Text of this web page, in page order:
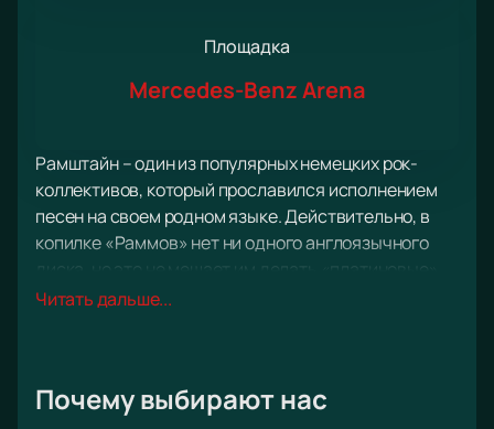
Площадка
Mercedes-Benz Arena
Рамштайн – один из популярных немецких рок-
коллективов, который прославился исполнением
песен на своем родном языке. Действительно, в
копилке «Раммов» нет ни одного англоязычного
диска, но это не мешает им делать «платиновые»
альбомы, которые разлетаются по всему миру.
вечер под ритмы настоящего хард-рока.
Читать дальше...
Почему выбирают нас